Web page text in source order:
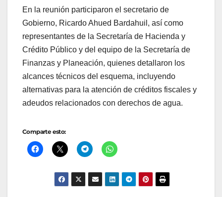
En la reunión participaron el secretario de
Gobierno, Ricardo Ahued Bardahuil, así como
representantes de la Secretaría de Hacienda y
Crédito Público y del equipo de la Secretaría de
Finanzas y Planeación, quienes detallaron los
alcances técnicos del esquema, incluyendo
alternativas para la atención de créditos fiscales y
adeudos relacionados con derechos de agua.
Comparte esto: